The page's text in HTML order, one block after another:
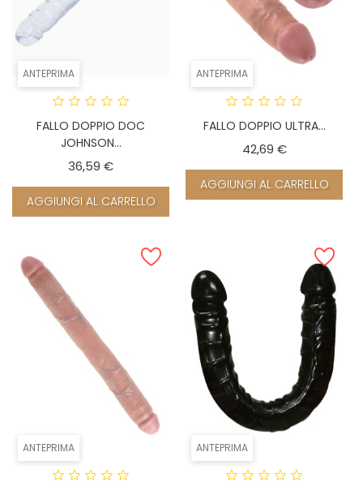
ANTEPRIMA
FALLO DOPPIO DOC
JOHNSON...
36,59 €Prezzo
AGGIUNGI AL CARRELLO
ANTEPRIMA
FALLO DOPPIO ULTRA...
42,69 €Prezzo
AGGIUNGI AL CARRELLO
ANTEPRIMA ANTEPRIMA